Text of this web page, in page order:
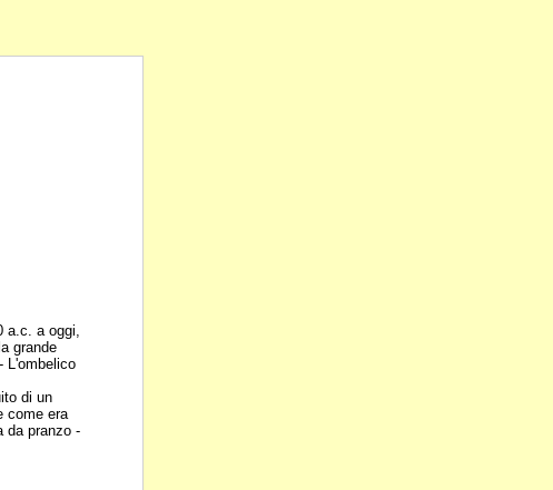
a.c. a oggi,
grande
L'ombelico
di un
come era
da pranzo -